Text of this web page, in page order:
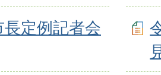
定例記者会